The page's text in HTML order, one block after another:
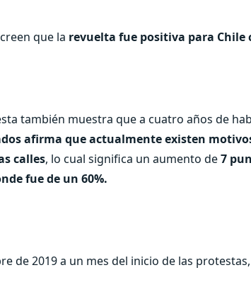
que la revuelta fue positiva para Chile
también muestra que a cuatro años de
afirma que actualmente existen
calles, lo cual significa un aumento de7
fue de un 60%.
de 2019 a un mes del inicio de las